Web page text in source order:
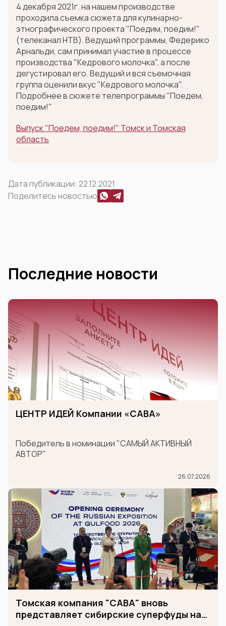
4 декабря 2021г. на нашем производстве
проходила съемка сюжета для кулинарно-
этнографического проекта "Поедим, поедим!"
(телеканал НТВ). Ведущий программы, Федерико
Арнальди, сам принимал участие в процессе
производства "Кедрового молочка", а после
дегустировал его. Ведущий и вся съемочная
группа оценили вкус "Кедрового молочка".
Подробнее в сюжете телепрограммы "Поедем,
поедим!"
Выпуск "Поедем, поедим!" Томск и Томская
область
Дата публикации: 22.12.2021
Поделитесь новостью
Последние новости
ЦЕНТР ИДЕЙ Компании «САВА»
Победитель в номинации "САМЫЙ АКТИВНЫЙ
АВТОР"
26.07.2026
Томская компания "САВА" вновь
представляет сибирские суперфуды на